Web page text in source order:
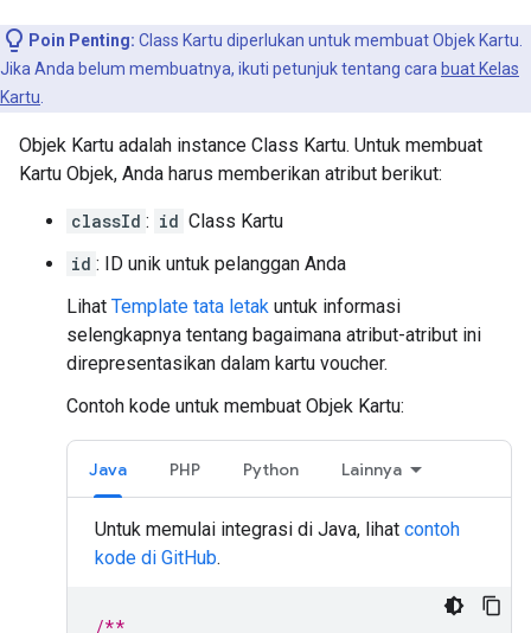
Poin Penting: Class Kartu diperlukan untuk membuat Objek Kartu.
Jika Anda belum membuatnya, ikuti petunjuk tentang cara buat Kelas
Kartu
Objek Kartu adalah instance Class Kartu. Untuk membuat
Kartu Objek, Anda harus memberikan atribut berikut:
classId : id Class Kartu
id : ID unik untuk pelanggan Anda
Lihat Template tata letak untuk informasi
selengkapnya tentang bagaimana atribut-atribut ini
direpresentasikan dalam kartu voucher.
Contoh kode untuk membuat Objek Kartu:
Java PHP Python Lainnya
Untuk memulai integrasi di Java, lihat contoh
kode di GitHub.
/**